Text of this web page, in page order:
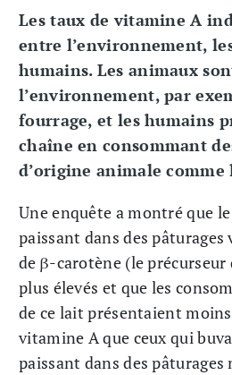
Les taux de vitamine A
entre l’environnement,
humains. Les animaux
l’environnement, par
fourrage, et les humains
chaîne en consommant
d’origine animale
Une enquête a montré que
paissant dans des
de β-carotène (le
plus élevés et que les
de ce lait présentaient
vitamine A que ceux qui
paissant dans des pâturages